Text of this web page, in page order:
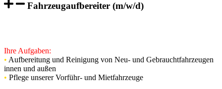
Fahrzeugaufbereiter (m/w/d)
Ihre Aufgaben:
• Aufbereitung und Reinigung von Neu- und Gebrauchtfahrzeugen
innen und außen
• Pflege unserer Vorführ- und Mietfahrzeuge